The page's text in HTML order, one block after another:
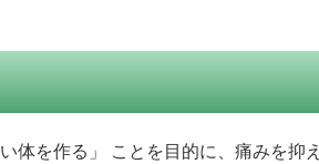
体を作る」 ことを目的に、痛みを抑え